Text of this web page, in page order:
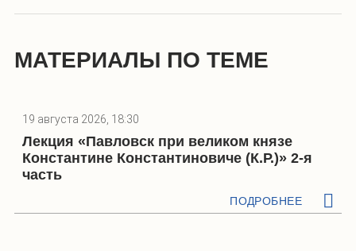
МАТЕРИАЛЫ ПО ТЕМЕ
19 августа 2026, 18:30
Лекция «Павловск при великом князе
Константине Константиновиче (К.Р.)» 2-я
часть
ПОДРОБНЕЕ